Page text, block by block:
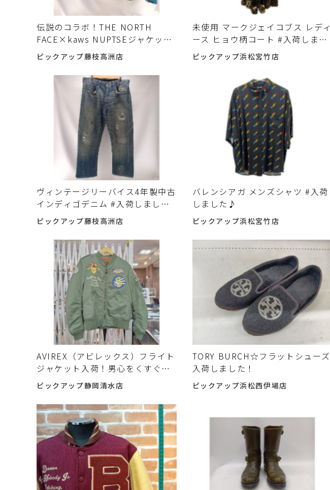
伝説のコラボ！THE NORTH
FACE×kaws NUPTSEジャケット
#入荷しました♪
ピックアップ藤枝高洲店
未使用 マークジェイコブス レディ
ース ヒョウ柄コート #入荷しまし
た♪
ピックアップ浜松宮竹店
ヴィンテージリーバイス4年製中古
インディゴデニム #入荷しました
♪
ピックアップ藤枝高洲店
バレンシアガ メンズシャツ #入荷
しました♪
ピックアップ浜松宮竹店
AVIREX（アビレックス）フライト
ジャケット入荷！男心をくすぐる
MA-1カスタムモデル！✨
ピックアップ静岡清水店
TORY BURCH☆フラットシューズ
入荷しました！
ピックアップ浜松西伊場店